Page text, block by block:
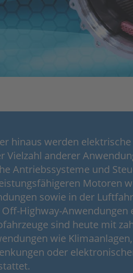
hinaus werden
Vielzahl anderer
Antriebssysteme und
Motoren
sowie in der
Highway-Anwendungen
sind heute mit
wie
oder